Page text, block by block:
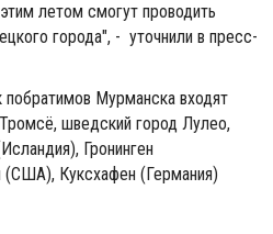
летом смогут проводить
города", - уточнили в пресс-
Мурманска входят
шведский город Лулео,
Гронинген
Куксхафен (Германия)